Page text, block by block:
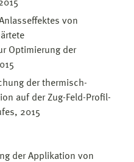
von
Optimierung der
der thermisch-
auf der Zug-Feld-Profil-
2015
der Applikation von